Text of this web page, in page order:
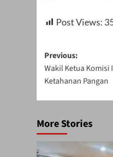
Post Views:
Post
Previous:
Wakil Ketua Komisi
Ketahanan Pangan
More Stories